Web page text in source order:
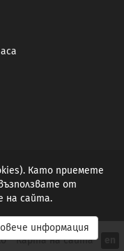
Карта на сайта
Като приемете
от
на сайта.
информация